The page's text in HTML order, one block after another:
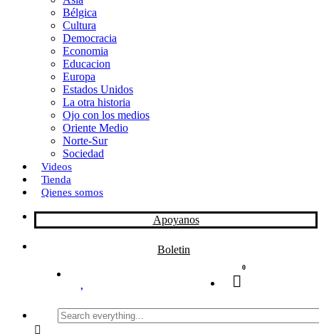
i
r
Bélgica
Cultura
Democracia
Economia
Educacion
Europa
Estados Unidos
La otra historia
Ojo con los medios
Oriente Medio
Norte-Sur
Sociedad
Videos
Tienda
Qienes somos
Apoyanos
Boletin
0
Search
everything...